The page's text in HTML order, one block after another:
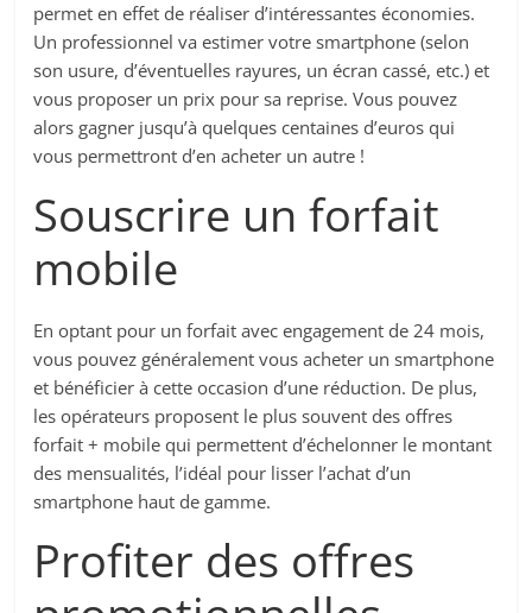
permet en effet de réaliser d’intéressantes économies.
Un professionnel va estimer votre smartphone (selon
son usure, d’éventuelles rayures, un écran cassé, etc.) et
vous proposer un prix pour sa reprise. Vous pouvez
alors gagner jusqu’à quelques centaines d’euros qui
vous permettront d’en acheter un autre !
Souscrire un forfait
mobile
En optant pour un forfait avec engagement de 24 mois,
vous pouvez généralement vous acheter un smartphone
et bénéficier à cette occasion d’une réduction. De plus,
les opérateurs proposent le plus souvent des offres
forfait + mobile qui permettent d’échelonner le montant
des mensualités, l’idéal pour lisser l’achat d’un
smartphone haut de gamme.
Profiter des offres